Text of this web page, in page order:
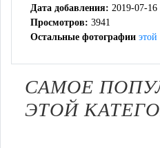
Дата добавления: 2019-07-16
Просмотров: 3941
Остальные фотографии этой
САМОЕ
ЭТОЙ